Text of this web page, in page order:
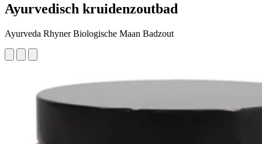
Ayurvedisch kruidenzoutbad
Ayurveda Rhyner Biologische Maan Badzout